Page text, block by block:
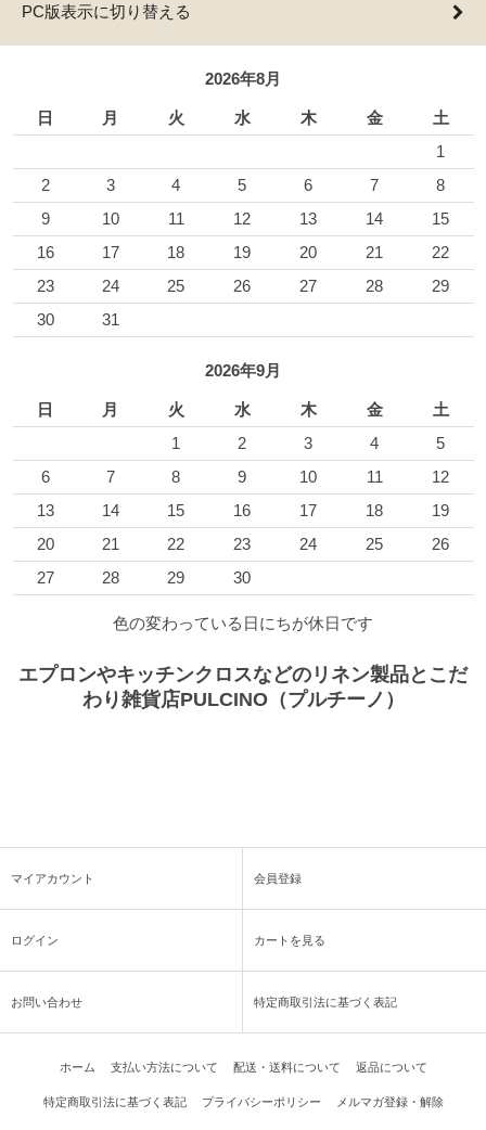
PC版表示に切り替える
2026年8月
日 月 火 水 木 金
土
1
2
3 4 5 6 7
8
9
10 11 12 13 14
15
16
17 18 19 20 21
22
23
24 25 26 27 28
29
30
31
2026年9月
日 月 火 水 木 金
土
1
2 3 4
5
6
7 8 9 10 11
12
13
14 15 16 17 18
19
20
21 22 23 24 25
26
27
28 29 30
色の変わっている日にちが休日です
エプロンやキッチンクロスなどのリネン製品とこだ
わり雑貨店PULCINO（プルチーノ）
マイアカウント 会員登録
ログイン カートを見る
お問い合わせ 特定商取引法に基づく表記
ホーム 支払い方法について 配送・送料について 返品について
特定商取引法に基づく表記 プライバシーポリシー メルマガ登録・解除